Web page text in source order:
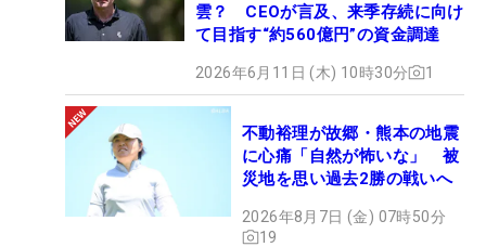
雲？ CEOが言及、来季存続に向け
て目指す“約560億円”の資金調達
2026年6月11日 (木) 10時30分 1
不動裕理が故郷・熊本の地震
に心痛「自然が怖いな」 被
災地を思い過去2勝の戦いへ
2026年8月7日 (金) 07時50分
19